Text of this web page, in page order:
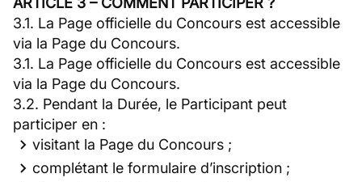
3.1. La Page officielle du Concours est accessible
via la Page du Concours.
3.1. La Page officielle du Concours est accessible
via la Page du Concours.
3.2. Pendant la Durée, le Participant peut
participer en :
visitant la Page du Concours ;
complétant le formulaire d’inscription ;